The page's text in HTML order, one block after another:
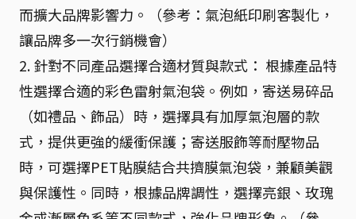
而擴大品牌影響力。（參考：氣泡紙印刷客製化，
讓品牌多一次行銷機會）
2. 針對不同產品選擇合適材質與款式： 根據產品特
性選擇合適的彩色雷射氣泡袋。例如，寄送易碎品
（如禮品、飾品）時，選擇具有加厚氣泡層的款
式，提供更強的緩衝保護；寄送服飾等耐壓物品
時，可選擇PET貼膜結合共擠膜氣泡袋，兼顧美觀
與保護性。同時，根據品牌調性，選擇亮銀、玫瑰